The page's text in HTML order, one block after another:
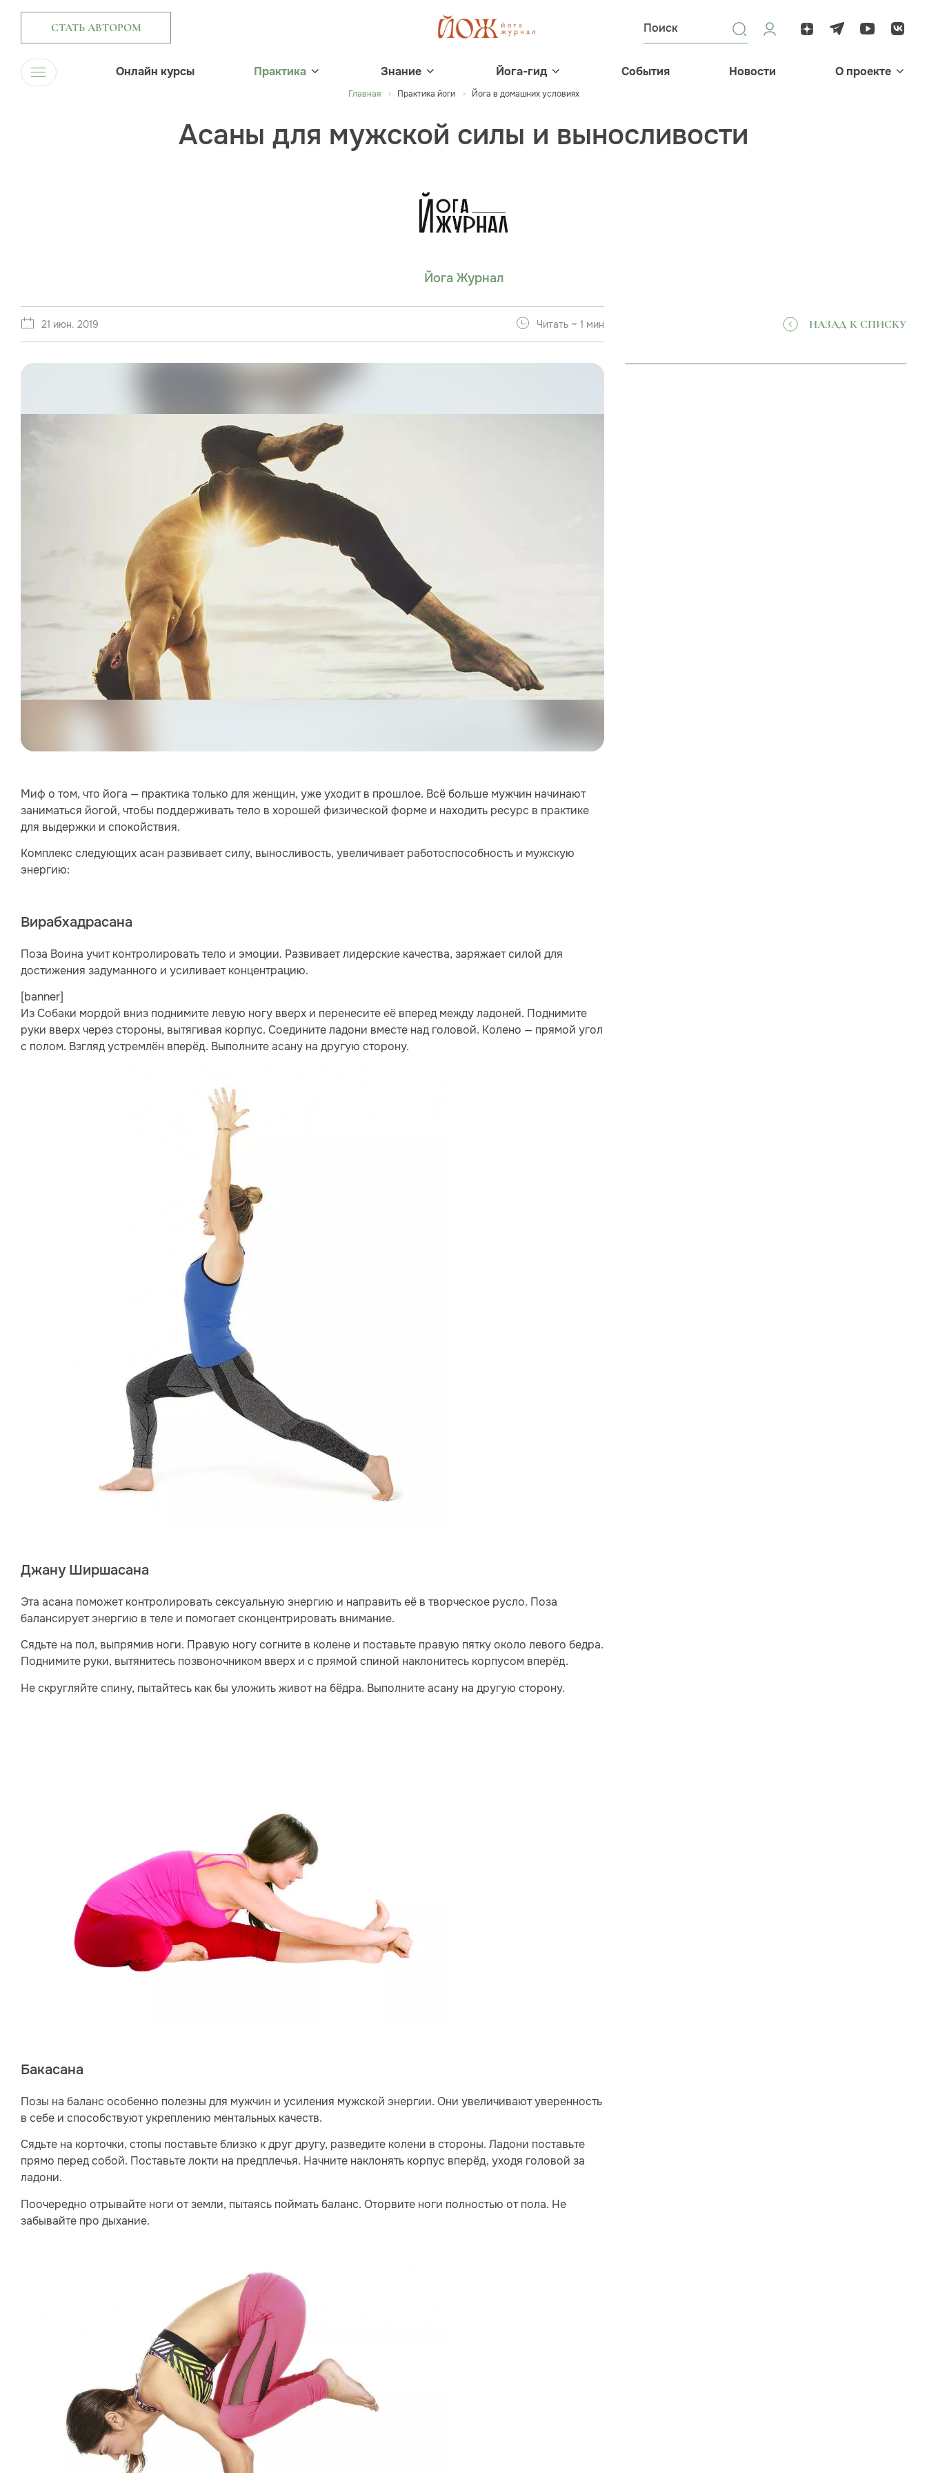
СТАТЬ АВТОРОМ
Онлайн курсы Практика Знание Йога-гид События Новости О проекте
Главная Практика йоги Йога в домашних условиях
Асаны для мужской силы и выносливости
Йога Журнал
21 июн. 2019 Читать ~ 1 мин НАЗАД К СПИСКУ
Миф о том, что йога — практика только для женщин, уже уходит в прошлое. Всё больше мужчин начинают
заниматься йогой, чтобы поддерживать тело в хорошей физической форме и находить ресурс в практике
для выдержки и спокойствия.
Комплекс следующих асан развивает силу, выносливость, увеличивает работоспособность и мужскую
энергию:
Вирабхадрасана
Поза Воина учит контролировать тело и эмоции. Развивает лидерские качества, заряжает силой для
достижения задуманного и усиливает концентрацию.
[banner]
Из Собаки мордой вниз поднимите левую ногу вверх и перенесите её вперед между ладоней. Поднимите
руки вверх через стороны, вытягивая корпус. Соедините ладони вместе над головой. Колено — прямой угол
с полом. Взгляд устремлён вперёд. Выполните асану на другую сторону.
Джану Ширшасана
Эта асана поможет контролировать сексуальную энергию и направить её в творческое русло. Поза
балансирует энергию в теле и помогает сконцентрировать внимание.
Сядьте на пол, выпрямив ноги. Правую ногу согните в колене и поставьте правую пятку около левого бедра.
Поднимите руки, вытянитесь позвоночником вверх и с прямой спиной наклонитесь корпусом вперёд.
Не скругляйте спину, пытайтесь как бы уложить живот на бёдра. Выполните асану на другую сторону.
Бакасана
Позы на баланс особенно полезны для мужчин и усиления мужской энергии. Они увеличивают уверенность
в себе и способствуют укреплению ментальных качеств.
Сядьте на корточки, стопы поставьте близко к друг другу, разведите колени в стороны. Ладони поставьте
прямо перед собой. Поставьте локти на предплечья. Начните наклонять корпус вперёд, уходя головой за
ладони.
Поочередно отрывайте ноги от земли, пытаясь поймать баланс. Оторвите ноги полностью от пола. Не
забывайте про дыхание.